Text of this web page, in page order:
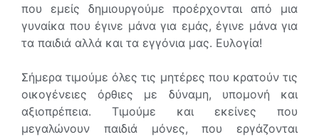
που εμείς δημιουργούμε προέρχονται από μια
γυναίκα που έγινε μάνα για εμάς, έγινε μάνα για
τα παιδιά αλλά και τα εγγόνια μας. Ευλογία!
Σήμερα τιμούμε όλες τις μητέρες που κρατούν τις
οικογένειες όρθιες με δύναμη, υπομονή και
αξιοπρέπεια. Τιμούμε και εκείνες που
μεγαλώνουν παιδιά μόνες, που εργάζονται